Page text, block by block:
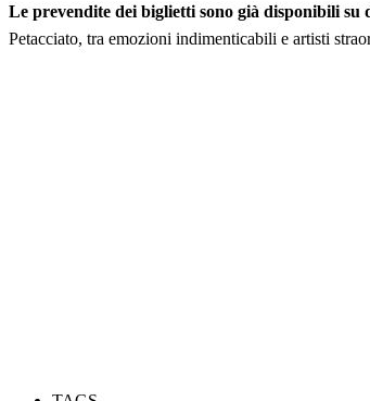
Le prevendite dei biglietti sono già disponibili
Petacciato, tra emozioni indimenticabili e artisti